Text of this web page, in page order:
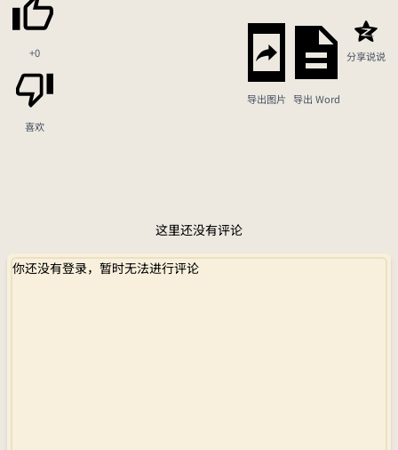
+0
喜欢
导出图片 导出 Word
分享说说
这里还没有评论
你还没有登录，暂时无法进行评论